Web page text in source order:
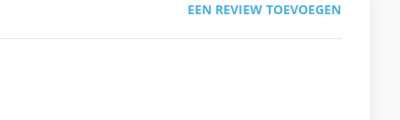
EEN REVIEW TOEVOEGEN